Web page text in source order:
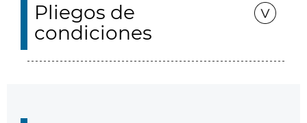
Pliegos de
condiciones